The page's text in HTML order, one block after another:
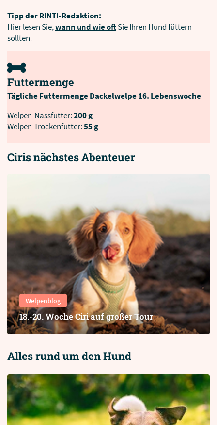
Tipp der RINTI-Redaktion:
Hier lesen Sie,wann und wie oftSie Ihren Hund füttern
sollten.
Futtermenge
Tägliche Futtermenge Dackelwelpe 16. Lebenswoche
Welpen-Nassfutter:200 g
Welpen-Trockenfutter:55 g
Ciris nächstes Abenteuer
Welpenblog
18.-20. Woche Ciri auf großer Tour
Alles rund um den Hund